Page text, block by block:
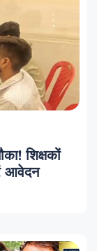
शिक्षकों
आवेदन